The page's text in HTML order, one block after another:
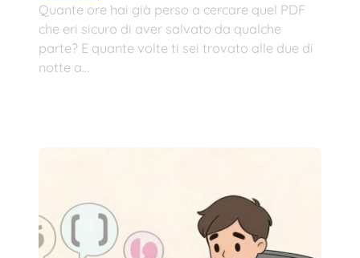
Quante ore hai già perso a cercare quel PDF
che eri sicuro di aver salvato da qualche
parte? E quante volte ti sei trovato alle due di
notte a…